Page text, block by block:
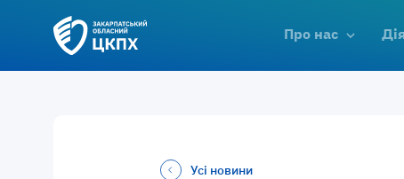
Про нас
Усі новини